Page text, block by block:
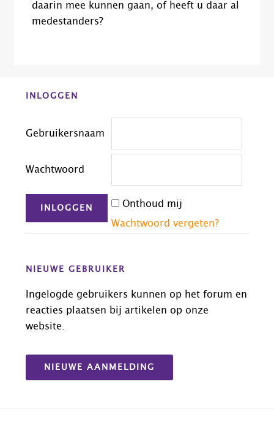
daarin mee kunnen gaan, of heeft u daar al
medestanders?
Before
INLOGGEN
Gebruikersnaam
Wachtwoord
Onthoud mij
Wachtwoord vergeten?
NIEUWE GEBRUIKER
Ingelogde gebruikers kunnen op het forum en
reacties plaatsen bij artikelen op onze
website.
NIEUWE AANMELDING